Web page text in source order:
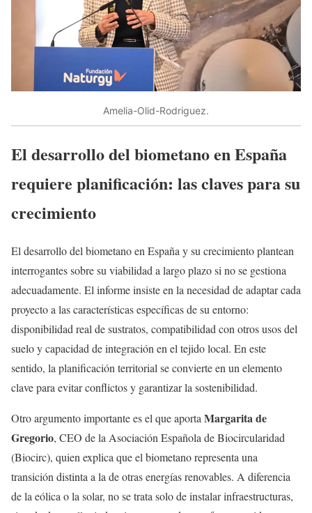
Amelia-Olid-Rodriguez.
El desarrollo del biometano en España
requiere planificación: las claves para su
crecimiento
El desarrollo del biometano en España y su crecimiento plantean
interrogantes sobre su viabilidad a largo plazo si no se gestiona
adecuadamente. El informe insiste en la necesidad de adaptar cada
proyecto a las características específicas de su entorno:
disponibilidad real de sustratos, compatibilidad con otros usos del
suelo y capacidad de integración en el tejido local. En este
sentido, la planificación territorial se convierte en un elemento
clave para evitar conflictos y garantizar la sostenibilidad.
Otro argumento importante es el que aportaMargarita de
Gregorio, CEO de la Asociación Española de Biocircularidad
(Biocirc), quien explica que el biometano representa una
transición distinta a la de otras energías renovables. A diferencia
de la eólica o la solar, no se trata solo de instalar infraestructuras,